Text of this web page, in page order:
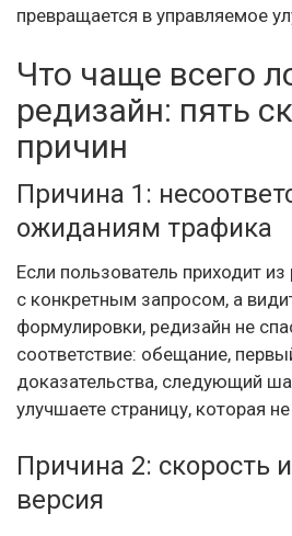
превращается в управляемое
Что чаще всего
редизайн: пять
причин
Причина 1:
ожиданиям трафика
Если пользователь приходит
с конкретным запросом, а
формулировки, редизайн не
соответствие: обещание,
доказательства, следующий
улучшаете страницу, которая
Причина 2: скорость
версия